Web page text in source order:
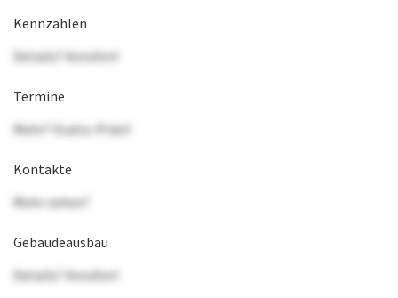
Kennzahlen
Details? Anrufen!
Termine
Mehr? Gratis-Präsi!
Kontakte
Mehr sehen?
Gebäudeausbau
Details? Anrufen!